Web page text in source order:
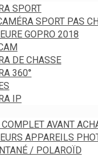
SPORT
SPORT PAS
GOPRO 2018
DE CHASSE
360°
IP
COMPLET AVANT
APPAREILS
/ POLAROÏD